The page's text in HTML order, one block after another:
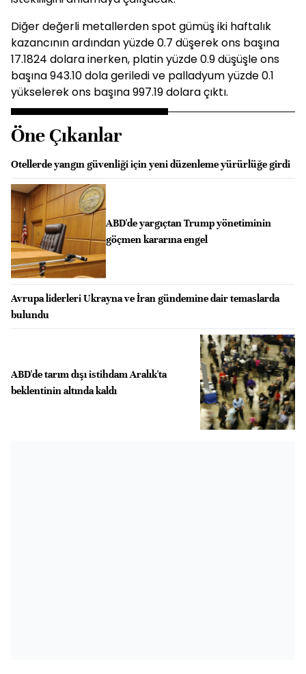
Diğer değerli metallerden spot gümüş iki haftalık
kazancının ardından yüzde 0.7 düşerek ons başına
17.1824 dolara inerken, platin yüzde 0.9 düşüşle ons
başına 943.10 dola geriledi ve palladyum yüzde 0.1
yükselerek ons başına 997.19 dolara çıktı.
Öne Çıkanlar
Otellerde yangın güvenliği için yeni düzenleme yürürlüğe girdi
ABD'de yargıçtan Trump yönetiminin
göçmen kararına engel
Avrupa liderleri Ukrayna ve İran gündemine dair temaslarda
bulundu
ABD'de tarım dışı istihdam Aralık'ta
beklentinin altında kaldı